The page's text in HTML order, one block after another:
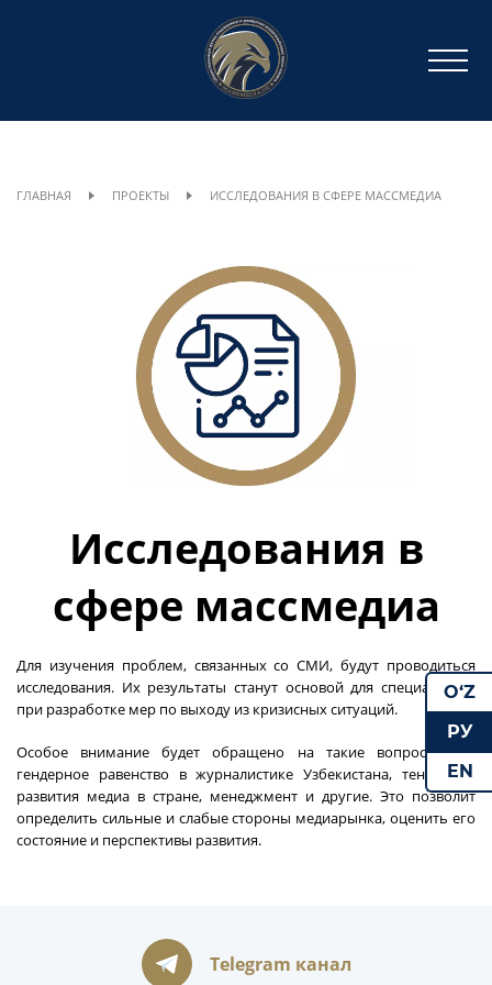
ГЛАВНАЯ ПРОЕКТЫ ИССЛЕДОВАНИЯ В СФЕРЕ МАССМЕДИА
Исследования в
сфере массмедиа
Для изучения проблем, связанных со СМИ, будут проводиться
исследования. Их результаты станут основой для специалистов
при разработке мер по выходу из кризисных ситуаций.
Особое внимание будет обращено на такие вопросы, как
гендерное равенство в журналистике Узбекистана, тенденции
развития медиа в стране, менеджмент и другие. Это позволит
определить сильные и слабые стороны медиарынка, оценить его
состояние и перспективы развития.
Telegram канал
O‘Z
РУ
EN